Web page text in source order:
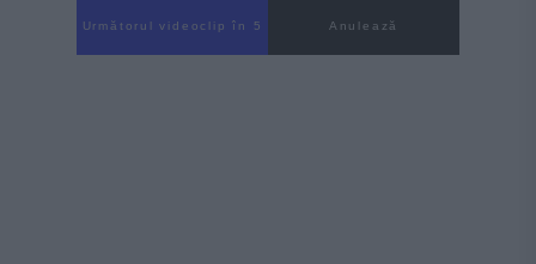
Următorul videoclip în 4 Anulează